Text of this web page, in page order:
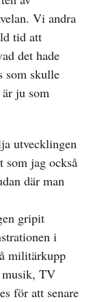
Vi andra
tid att
det hade
som skulle
ju som
utvecklingen
som jag också
där man
gripit
i
militärkupp
musik, TV
för att senare